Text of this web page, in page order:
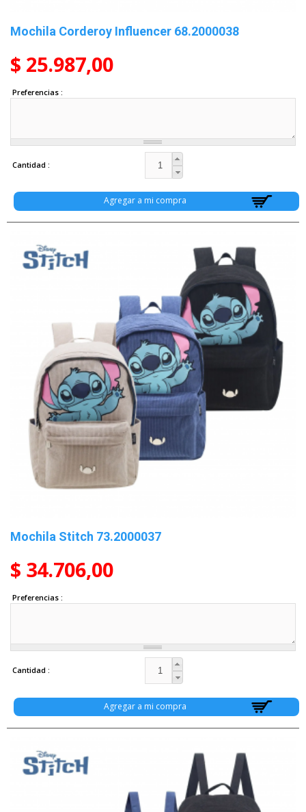
Mochila Corderoy Influencer 68.2000038
$ 25.987,00
Preferencias
Cantidad
Mochila Stitch 73.2000037
$ 34.706,00
Preferencias
Cantidad